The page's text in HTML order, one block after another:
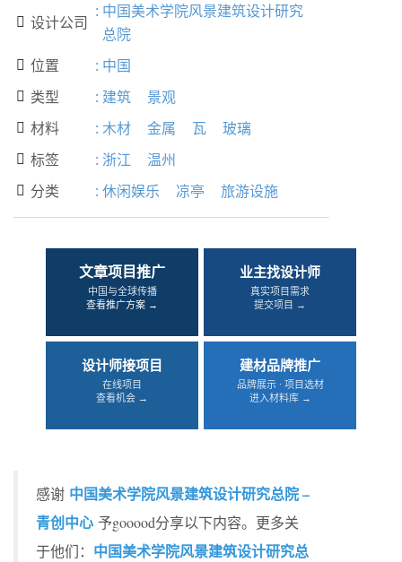
 设计公司
: 中国美术学院风景建筑设计研究
总院
 位置 : 中国
 类型 : 建筑 景观
 材料 : 木材 金属 瓦 玻璃
 标签 : 浙江 温州
 分类 : 休闲娱乐 凉亭 旅游设施
文章项目推广
中国与全球传播
查看推广方案 →
业主找设计师
真实项目需求
提交项目 →
设计师接项目
在线项目
查看机会 →
建材品牌推广
品牌展示 · 项目选材
进入材料库 →
感谢 中国美术学院风景建筑设计研究总院 –
青创中心 予gooood分享以下内容。更多关
于他们： 中国美术学院风景建筑设计研究总